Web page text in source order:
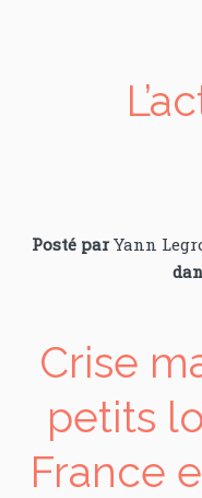
Posté par Yann
Crise
petits
France